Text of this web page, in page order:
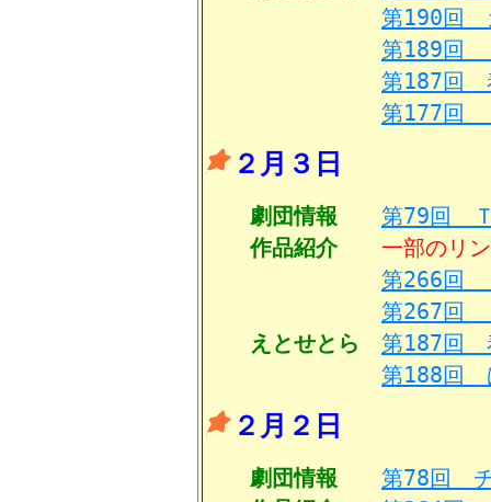
第190回
第189回
第187回
第177回
２月３日
劇団情報 第79回
作品紹介 一部のリ
第266回
第267回
えとせとら 第187回
第188回
２月２日
劇団情報 第78回 チ